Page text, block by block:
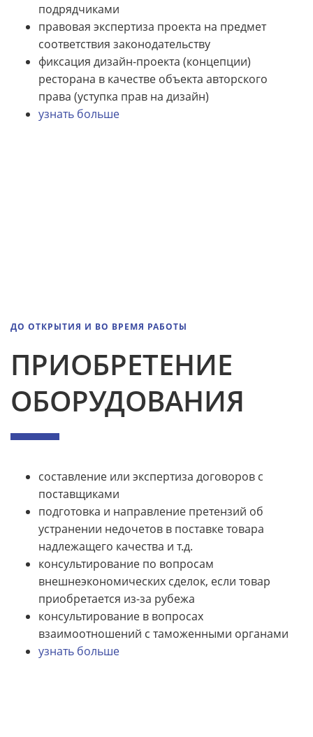
подрядчиками
правовая экспертиза проекта на предмет
соответствия законодательству
фиксация дизайн-проекта (концепции)
ресторана в качестве объекта авторского
права (уступка прав на дизайн)
узнать больше
ДО ОТКРЫТИЯ И ВО ВРЕМЯ РАБОТЫ
ПРИОБРЕТЕНИЕ
ОБОРУДОВАНИЯ
составление или экспертиза договоров с
поставщиками
подготовка и направление претензий об
устранении недочетов в поставке товара
надлежащего качества и т.д.
консультирование по вопросам
внешнеэкономических сделок, если товар
приобретается из-за рубежа
консультирование в вопросах
взаимоотношений с таможенными органами
узнать больше